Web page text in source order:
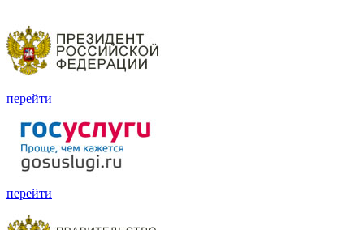
перейти
перейти